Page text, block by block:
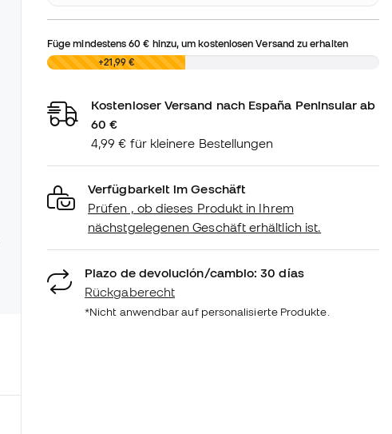
Füge mindestens60 € hinzu, um kostenlosen Versand zu erhalten
0,00 € +21,99 €
Kostenloser Versand nach España Peninsular ab
60 €
4,99 € für kleinere Bestellungen
Verfügbarkeit im Geschäft
Prüfen , ob dieses Produkt in Ihrem
nächstgelegenen Geschäft erhältlich ist.
Plazo de devolución/cambio: 30 días
Rückgaberecht
*Nicht anwendbar auf personalisierte Produkte.